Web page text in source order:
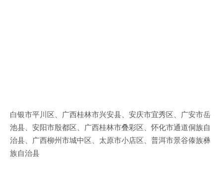
白银市平川区、广西桂林市兴安县、安庆市宜秀区、广安市岳
池县、安阳市殷都区、广西桂林市叠彩区、怀化市通道侗族自
治县、广西柳州市城中区、太原市小店区、普洱市景谷傣族彝
族自治县